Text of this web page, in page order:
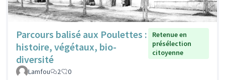
Parcours balisé aux Poulettes :
histoire, végétaux, bio-
diversité
Retenue en
présélection
citoyenne
Lamfou 2 0